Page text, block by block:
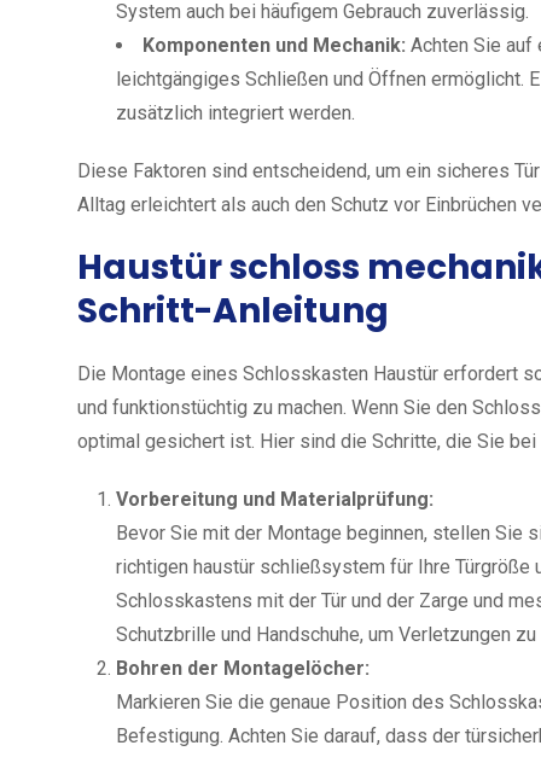
System auch bei häufigem Gebrauch zuverlässig.
Komponenten und Mechanik: Achten Sie auf
leichtgängiges Schließen und Öffnen ermöglicht.
zusätzlich integriert werden.
Diese Faktoren sind entscheidend, um ein sicheres
Alltag erleichtert als auch den Schutz vor Einbrüchen
Haustür schloss
Schritt-Anleitung
Die Montage eines Schlosskasten Haustür erfordert
und funktionstüchtig zu machen. Wenn Sie den
optimal gesichert ist. Hier sind die Schritte, die Sie
Vorbereitung und Materialprüfung:
Bevor Sie mit der Montage beginnen, stellen Sie
richtigen haustür schließsystem für Ihre
Schlosskastens mit der Tür und der Zarge und
Schutzbrille und Handschuhe, um Verletzungen
Bohren der Montagelöcher:
Markieren Sie die genaue Position des
Befestigung. Achten Sie darauf, dass der